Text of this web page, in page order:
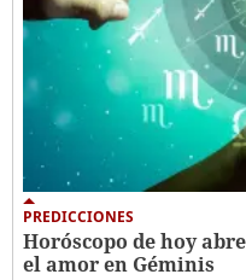
PREDICCIONES
Horóscopo de hoy
el amor en Géminis